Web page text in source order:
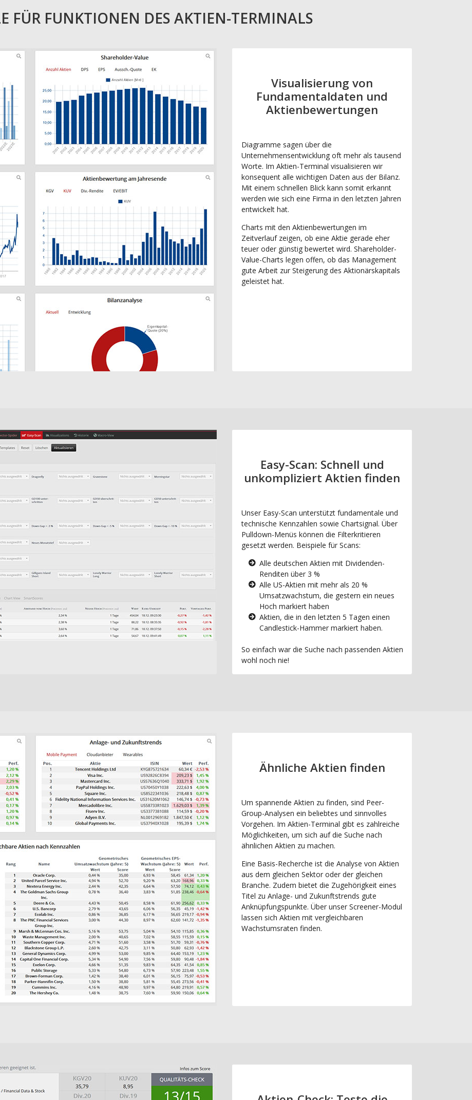
FÜR FUNKTIONEN DES AKTIEN-TERMINALS
Visualisierung von
Fundamentaldaten und
Aktienbewertungen
Diagramme sagen über die
Unternehmensentwicklung oft mehr als tausend
Worte. Im Aktien-Terminal visualisieren wir
konsequent alle wichtigen Daten aus der Bilanz.
Mit einem schnellen Blick kann somit erkannt
werden wie sich eine Firma in den letzten Jahren
entwickelt hat.
Charts mit den Aktienbewertungen im
Zeitverlauf zeigen, ob eine Aktie gerade eher
teuer oder günstig bewertet wird. Shareholder-
Value-Charts legen offen, ob das Management
gute Arbeit zur Steigerung des Aktionärskapitals
geleistet hat.
Easy-Scan: Schnell und
unkompliziert Aktien finden
Unser Easy-Scan unterstützt fundamentale und
technische Kennzahlen sowie Chartsignal. Über
Pulldown-Menüs können die Filterkritieren
gesetzt werden. Beispiele für Scans:
Alle deutschen Aktien mit Dividenden-
Renditen über 3 %
Alle US-Aktien mit mehr als 20 %
Umsatzwachstum, die gestern ein neues
Hoch markiert haben
Aktien, die in den letzten 5 Tagen einen
Candlestick-Hammer markiert haben.
So einfach war die Suche nach passenden Aktien
wohl noch nie!
Ähnliche Aktien finden
Um spannende Aktien zu finden, sind Peer-
Group-Analysen ein beliebtes und sinnvolles
Vorgehen. Im Aktien-Terminal gibt es zahlreiche
Möglichkeiten, um sich auf die Suche nach
ähnlichen Aktien zu machen.
Eine Basis-Recherche ist die Analyse von Aktien
aus dem gleichen Sektor oder der gleichen
Branche. Zudem bietet die Zugehörigkeit eines
Titel zu Anlage- und Zukunftstrends gute
Anknüpfungspunkte. Über unser Screener-Modul
lassen sich Aktien mit vergleichbaren
Wachstumsraten finden.